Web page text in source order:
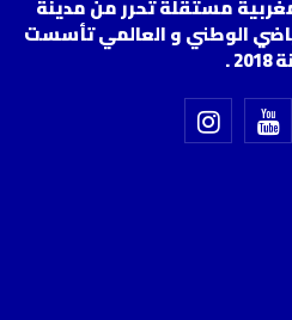
مستقلة تحرر من مدينة
الوطني و العالمي تأسست
.